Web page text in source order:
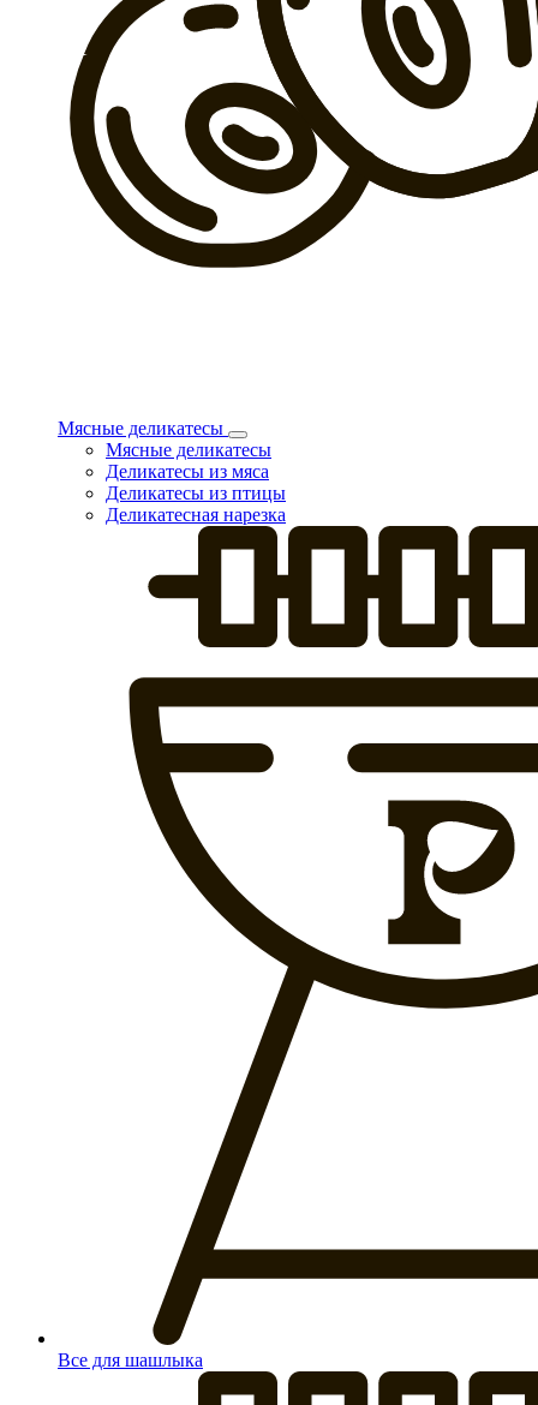
Мясные деликатесы
Мясные деликатесы
Деликатесы из мяса
Деликатесы из птицы
Деликатесная нарезка
Все для шашлыка